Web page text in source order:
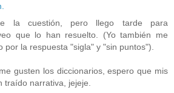
la cuestión, pero llego tarde para
que lo han resuelto. (Yo también me
por la respuesta "sigla" y "sin puntos").
gusten los diccionarios, espero que mis
traído narrativa, jejeje.